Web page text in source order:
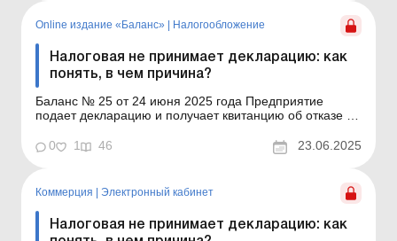
же была пр...
Online издание «Баланс» Налогообложение
Налоговая не принимает декларацию: как
понять, в чем причина?
Баланс № 25 от 24 июня 2025 года Предприятие
подает декларацию и получает квитанцию об отказе в
причина отказа. В статье мы рассмотрим, какие
ошибки могут быть допущены при заполнении
же была принята...
0 1 46 23.06.2025
Коммерция | Электронный кабинет
Налоговая не принимает декларацию: как